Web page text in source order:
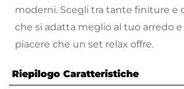
moderni. Scegli tra tante finiture e
che si adatta meglio al tuo arredo e
piacere che un set relax offre.
Riepilogo Caratteristiche